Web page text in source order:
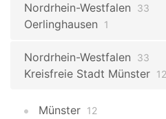
Nordrhein-Westfalen 33
Oerlinghausen 1
Nordrhein-Westfalen 33
Kreisfreie Stadt Münster 12
Münster 12